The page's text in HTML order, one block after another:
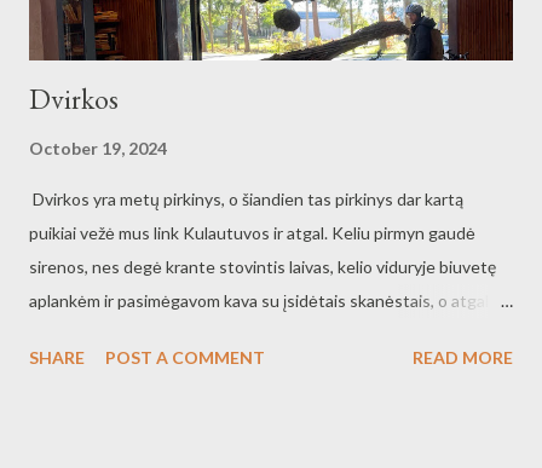
Dvirkos
October 19, 2024
Dvirkos yra metų pirkinys, o šiandien tas pirkinys dar kartą
puikiai vežė mus link Kulautuvos ir atgal. Keliu pirmyn gaudė
sirenos, nes degė krante stovintis laivas, kelio viduryje biuvetę
aplankėm ir pasimėgavom kava su įsidėtais skanėstais, o atgal
kai kuriuos namus ir kitus dalykus. Labai pavykęs važiavimas, kai
SHARE POST A COMMENT READ MORE